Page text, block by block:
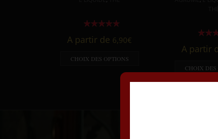
A partir de 6,90€
CHOIX DES OPTIONS
A partir
CHOIX DES